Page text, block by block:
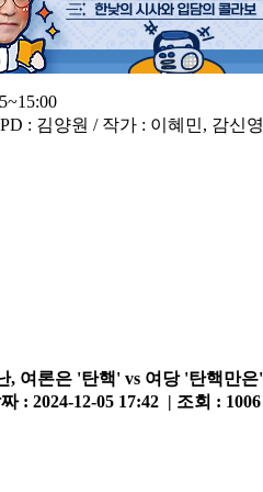
: 김양원 / 작가 : 이혜민, 감신영
, 여론은 '탄핵' vs 여당 '탄핵만은'
: 2024-12-05 17:42 | 조회 :